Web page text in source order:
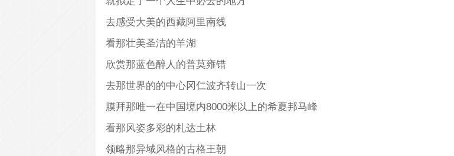
去感受大美的西藏阿里南线
看那壮美圣洁的羊湖
欣赏那蓝色醉人的普莫雍错
去那世界的的中心冈仁波齐转山一次
膜拜那唯一在中国境内8000米以上的希夏邦马峰
看那风姿多彩的札达土林
领略那异域风格的古格王朝